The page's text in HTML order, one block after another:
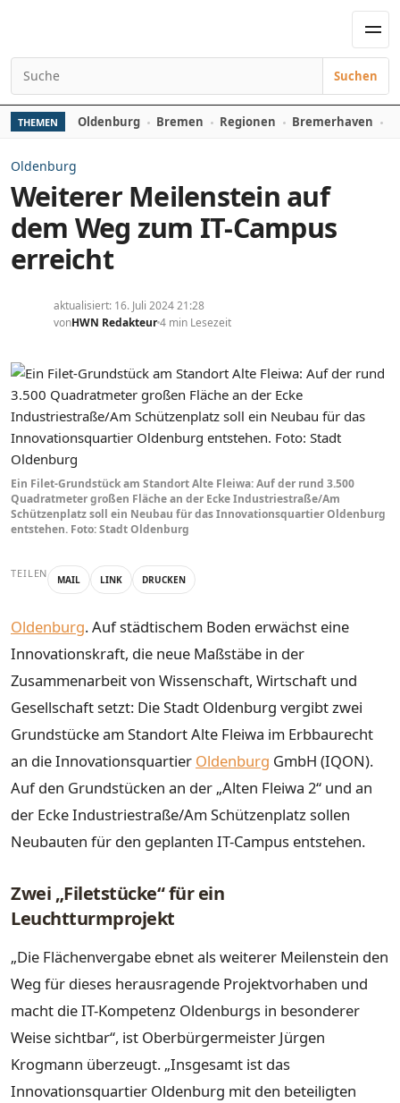
Suchen nach:
Suchen
THEMEN Oldenburg Bremen Regionen Bremerhaven
Oldenburg
Weiterer Meilenstein auf
dem Weg zum IT-Campus
erreicht
aktualisiert: 16. Juli 2024 21:28
vonHWN Redakteur4 min Lesezeit
Ein Filet-Grundstück am Standort Alte Fleiwa: Auf der rund 3.500
Quadratmeter großen Fläche an der Ecke Industriestraße/Am
Schützenplatz soll ein Neubau für das Innovationsquartier Oldenburg
entstehen. Foto: Stadt Oldenburg
TEILEN MAIL LINK DRUCKEN
Oldenburg. Auf städtischem Boden erwächst eine
Innovationskraft, die neue Maßstäbe in der
Zusammenarbeit von Wissenschaft, Wirtschaft und
Gesellschaft setzt: Die Stadt Oldenburg vergibt zwei
Grundstücke am Standort Alte Fleiwa im Erbbaurecht
an die Innovationsquartier Oldenburg GmbH (IQON).
Auf den Grundstücken an der „Alten Fleiwa 2“ und an
der Ecke Industriestraße/Am Schützenplatz sollen
Neubauten für den geplanten IT-Campus entstehen.
Zwei „Filetstücke“ für ein
Leuchtturmprojekt
„Die Flächenvergabe ebnet als weiterer Meilenstein den
Weg für dieses herausragende Projektvorhaben und
macht die IT-Kompetenz Oldenburgs in besonderer
Weise sichtbar“, ist Oberbürgermeister Jürgen
Krogmann überzeugt. „Insgesamt ist das
Innovationsquartier Oldenburg mit den beteiligten